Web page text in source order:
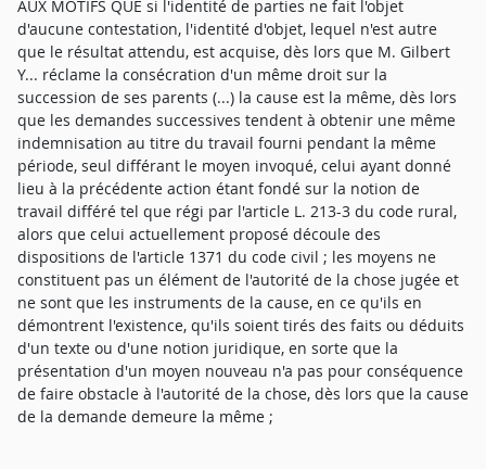
AUX MOTIFS QUE si l'identité de parties ne fait l'objet
d'aucune contestation, l'identité d'objet, lequel n'est autre
que le résultat attendu, est acquise, dès lors que M. Gilbert
Y... réclame la consécration d'un même droit sur la
succession de ses parents (...) la cause est la même, dès lors
que les demandes successives tendent à obtenir une même
indemnisation au titre du travail fourni pendant la même
période, seul différant le moyen invoqué, celui ayant donné
lieu à la précédente action étant fondé sur la notion de
travail différé tel que régi par l'article L. 213-3 du code rural,
alors que celui actuellement proposé découle des
dispositions de l'article 1371 du code civil ; les moyens ne
constituent pas un élément de l'autorité de la chose jugée et
ne sont que les instruments de la cause, en ce qu'ils en
démontrent l'existence, qu'ils soient tirés des faits ou déduits
d'un texte ou d'une notion juridique, en sorte que la
présentation d'un moyen nouveau n'a pas pour conséquence
de faire obstacle à l'autorité de la chose, dès lors que la cause
de la demande demeure la même ;